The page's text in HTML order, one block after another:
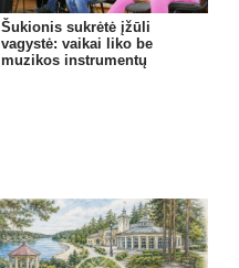
Šukionis sukrėtė įžūli
vagystė: vaikai liko be
muzikos instrumentų